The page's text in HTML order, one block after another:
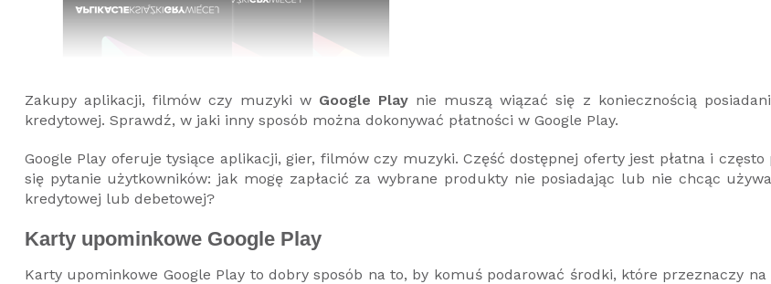
Zakupy aplikacji, filmów czy muzyki w Google Playnie muszą wiązać się z koniecznością
kredytowej. Sprawdź, w jaki inny sposób można dokonywać płatności w Google Play.
Google Play oferuje tysiące aplikacji, gier, filmów czy muzyki. Część dostępnej oferty jest płatna i często
się pytanie użytkowników: jak mogę zapłacić za wybrane produkty nie posiadając lub nie chcąc
kredytowej lub debetowej?
Karty upominkowe Google Play
Karty upominkowe Google Play to dobry sposób na to, by komuś podarować środki, które przeznaczy na